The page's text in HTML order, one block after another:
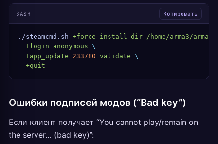
BASH Копировать
./steamcmd.sh +force_install_dir /home/arma3/
  +login
anonymous \
  +app_update
233780 validate \
  +quit
Ошибки подписей модов (“Bad key”)
Если клиент получает “You cannot play/remain on
the server… (bad key)”: